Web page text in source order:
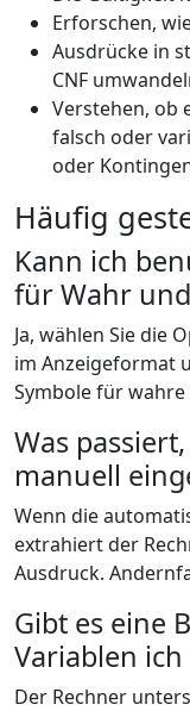
Erforschen,
Ausdrücke in
CNF
Verstehen, ob
falsch oder
oder
Häufig
Kann ich
für Wahr
Ja, wählen Sie die
im Anzeigeformat
Symbole für
Was
manuell
Wenn die
extrahiert der
Ausdruck.
Gibt es eine
Variablen
Der Rechner